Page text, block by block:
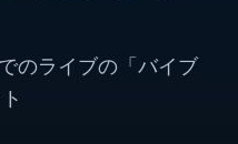
のライブの「バイブ